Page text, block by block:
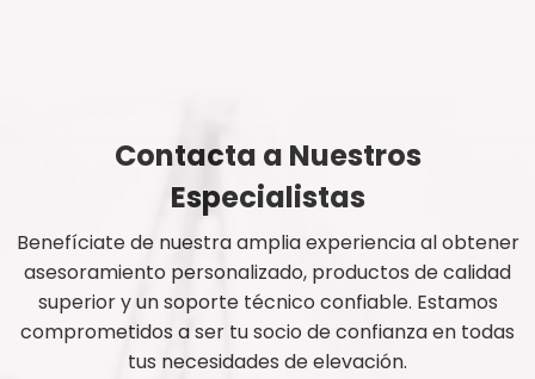
Contacta a Nuestros
Especialistas
Benefíciate de nuestra amplia experiencia al obtener
asesoramiento personalizado, productos de calidad
superior y un soporte técnico confiable. Estamos
comprometidos a ser tu socio de confianza en todas
tus necesidades de elevación.